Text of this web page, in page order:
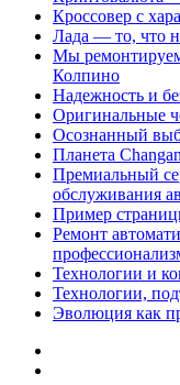
Кроссовер с
Лада — то, что
Мы
Колпино
Надежность и
Оригинальные
Осознанный
Планета Changan
Премиальный
обслуживания
Пример
Ремонт
Технологии и
Технологии,
Эволюция как